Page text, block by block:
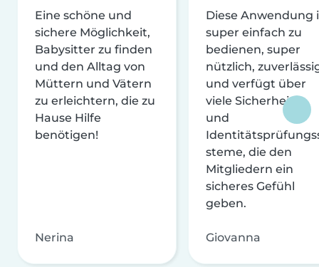
Eine schöne und
sichere Möglichkeit,
Babysitter zu finden
und den Alltag von
Müttern und Vätern
zu erleichtern, die zu
Hause Hilfe
benötigen!
Nerina
Diese Anwendung
super einfach zu
bedienen, super
nützlich,
und verfügt über
viele Sicherheits-
und
steme, die den
Mitgliedern ein
sicheres Gefühl
geben.
Giovanna